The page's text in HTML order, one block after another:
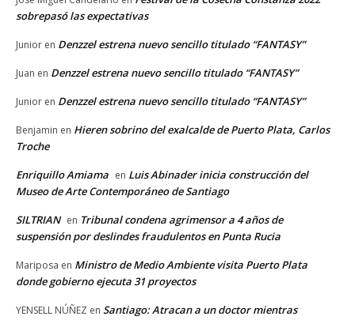
sobrepasó las expectativas
Junior en Denzzel estrena nuevo sencillo titulado “FANTASY”
Juan en Denzzel estrena nuevo sencillo titulado “FANTASY”
Junior en Denzzel estrena nuevo sencillo titulado “FANTASY”
Benjamin en Hieren sobrino del exalcalde de Puerto Plata, Carlos
Troche
Enriquillo Amiama en Luis Abinader inicia construcción del
Museo de Arte Contemporáneo de Santiago
SILTRIAN en Tribunal condena agrimensor a 4 años de
suspensión por deslindes fraudulentos en Punta Rucia
Mariposa en Ministro de Medio Ambiente visita Puerto Plata
donde gobierno ejecuta 31 proyectos
YENSELL NÚÑEZ en Santiago: Atracan a un doctor mientras